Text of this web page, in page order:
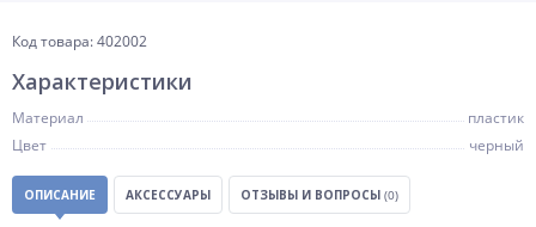
Код товара: 402002
Характеристики
Материал
пластик
Цвет
черный
ОПИСАНИЕ АКСЕССУАРЫ ОТЗЫВЫ И ВОПРОСЫ (0)